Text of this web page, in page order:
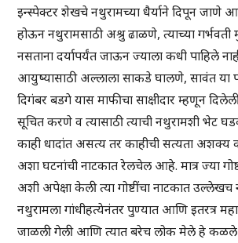
इन्स्पेक्टर शेखचे नथुरामच्या धैर्याने दिपून जाणे
होऊन नथुरामसाठी अश्रु ढाळणे, त्याच्या
नसताना दर्यापर्यंत जाऊन ज्याला कधी पाहिले
आयुष्यासाठी अल्लाला साकडे घालणे, सावंत या
दिगंबर बडगे यास माफीचा साक्षीदार म्हणून
सूचित करणे व त्यासाठी त्याची नथुरामशी भेट
काही धादांत असत्य तर काहीची सत्यता अशक्य
अशा घटनांची नाटकात रेलचेल आहे. मात्र ज्या
अशी अपेक्षा केली त्या गोष्टींचा नाटकात उल्लेखच
नथुरामला गांधीहत्येनंतर पुण्यात आणि इतरत्र
जाळली गेली आणि त्यात बरेच लोक मेले हे